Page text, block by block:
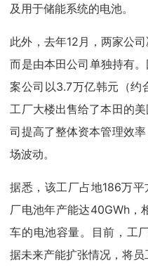
及用于储能系统的电池。
此外，去年12月，两家公
而是由本田公司单独持有
案公司以3.7万亿韩元（约
工厂大楼出售给了本田的
司提高了整体资本管理效
场波动。
据悉，该工厂占地186万
厂电池年产能达40GWh，
车的电池容量。目前，工
据未来产能扩张情况，将员